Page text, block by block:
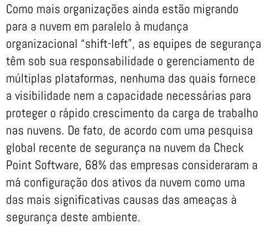
Como mais organizações ainda estão migrando
para a nuvem em paralelo à mudança
organizacional “shift-left”, as equipes de segurança
têm sob sua responsabilidade o gerenciamento de
múltiplas plataformas, nenhuma das quais fornece
a visibilidade nem a capacidade necessárias para
proteger o rápido crescimento da carga de trabalho
nas nuvens. De fato, de acordo com uma pesquisa
global recente de segurança na nuvem da Check
Point Software, 68% das empresas consideraram a
má configuração dos ativos da nuvem como uma
das mais significativas causas das ameaças à
segurança deste ambiente.